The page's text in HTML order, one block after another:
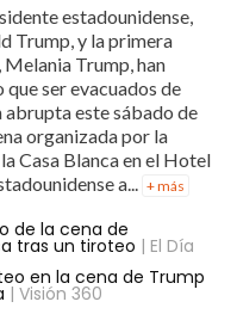
estadounidense,
Trump, y la primera
Melania Trump, han
que ser evacuados de
este sábado de
organizada por la
Casa Blanca en el Hotel
a... + más
de la cena de
tras un tiroteo | El Día
en la cena de Trump
| Visión 360